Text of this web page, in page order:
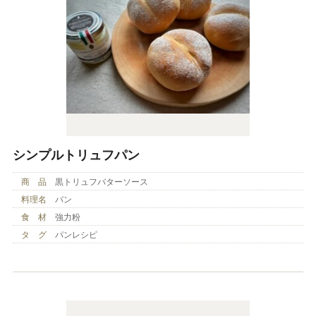
シンプルトリュフパン
商 品
黒トリュフバターソース
料理名
パン
食 材
強力粉
タ グ
パンレシピ